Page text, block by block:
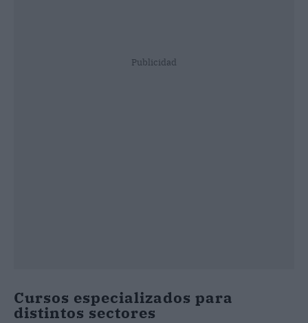
Publicidad
Cursos especializados para
distintos sectores